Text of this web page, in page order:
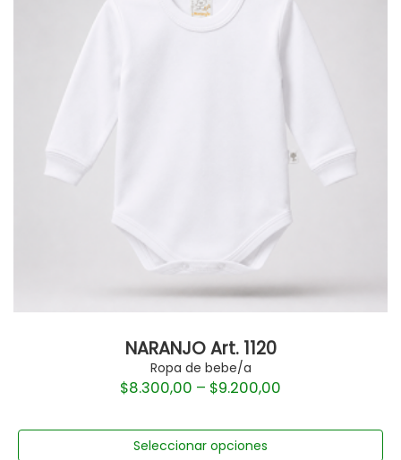
NARANJO Art. 1120
Ropa de bebe/a
$8.300,00 – $9.200,00
Seleccionar opciones